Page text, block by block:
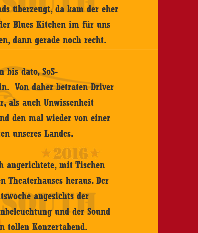
überzeugt, da kam der eher
Blues Kitchen im für uns
dann gerade noch recht.
bis dato, SoS-
Von daher betraten Driver
als auch Unwissenheit
den mal wieder von einer
unseres Landes.
angerichtete, mit Tischen
Theaterhauses heraus. Der
angesichts der
und der Sound
tollen Konzertabend.